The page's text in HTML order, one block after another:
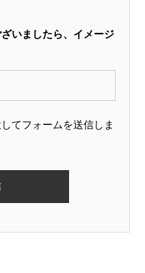
いましたら、イメージ
てフォームを送信しま